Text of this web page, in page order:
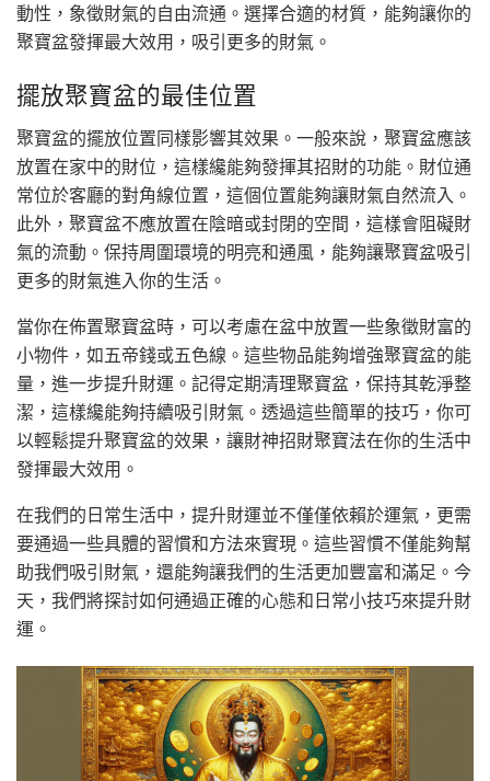
動性，象徵財氣的自由流通。選擇合適的材質，能夠讓你的
聚寶盆發揮最大效用，吸引更多的財氣。
擺放聚寶盆的最佳位置
聚寶盆的擺放位置同樣影響其效果。一般來說，聚寶盆應該
放置在家中的財位，這樣纔能夠發揮其招財的功能。財位通
常位於客廳的對角線位置，這個位置能夠讓財氣自然流入。
此外，聚寶盆不應放置在陰暗或封閉的空間，這樣會阻礙財
氣的流動。保持周圍環境的明亮和通風，能夠讓聚寶盆吸引
更多的財氣進入你的生活。
當你在佈置聚寶盆時，可以考慮在盆中放置一些象徵財富的
小物件，如五帝錢或五色線。這些物品能夠增強聚寶盆的能
量，進一步提升財運。記得定期清理聚寶盆，保持其乾淨整
潔，這樣纔能夠持續吸引財氣。透過這些簡單的技巧，你可
以輕鬆提升聚寶盆的效果，讓財神招財聚寶法在你的生活中
發揮最大效用。
在我們的日常生活中，提升財運並不僅僅依賴於運氣，更需
要通過一些具體的習慣和方法來實現。這些習慣不僅能夠幫
助我們吸引財氣，還能夠讓我們的生活更加豐富和滿足。今
天，我們將探討如何通過正確的心態和日常小技巧來提升財
運。